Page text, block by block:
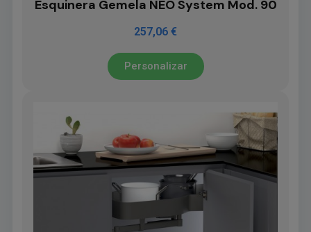
Esquinera Gemela NEO System Mod. 90
257,06 €
Personalizar